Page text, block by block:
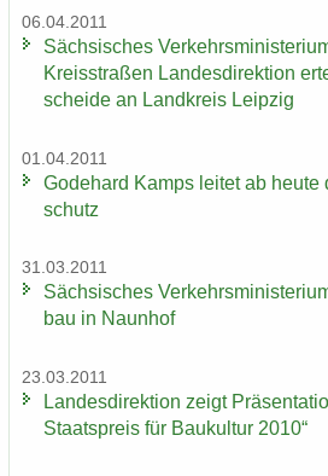
06.04.2011
Säch­si­sches
Kreis­stra­ßen Lan­des­di­rek­ti­on
schei­de an Land­kreis Leip­zig
01.04.2011
Go­de­hard Kamps lei­tet ab
schutz
31.03.2011
Säch­si­sches
bau in Naun­hof
23.03.2011
Lan­des­di­rek­ti­on zeigt
Staats­preis für Bau­kul­tur 2010“